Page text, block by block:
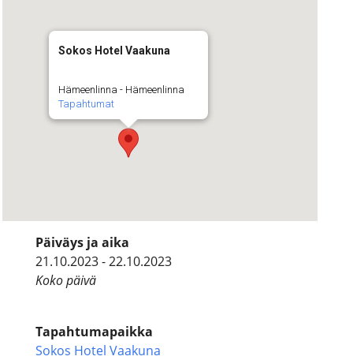
Sokos Hotel Vaakuna
Hämeenlinna - Hämeenlinna
Tapahtumat
Päiväys ja aika
21.10.2023 - 22.10.2023
Koko päivä
Tapahtumapaikka
Sokos Hotel Vaakuna